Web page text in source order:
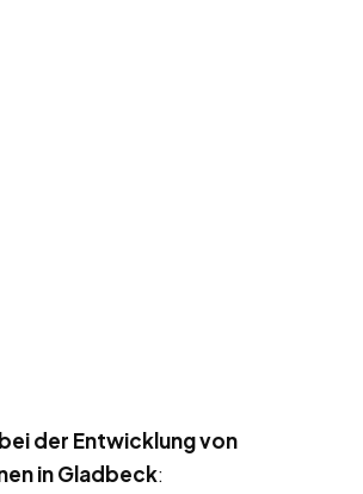
der Entwicklung von
in Gladbeck: